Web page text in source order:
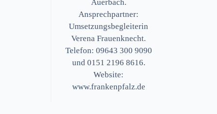
Auerbach.
Ansprechpartner:
Umsetzungsbegleiterin
Verena Frauenknecht.
Telefon: 09643 300 9090
und 0151 2196 8616.
Website:
www.frankenpfalz.de